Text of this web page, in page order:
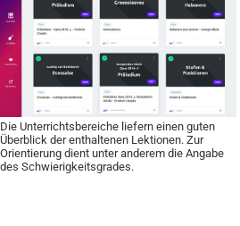
Die Unterrichtsbereiche liefern einen guten
Überblick der enthaltenen Lektionen. Zur
Orientierung dient unter anderem die Angabe
des Schwierigkeitsgrades.